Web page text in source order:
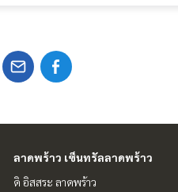
Services
ยบ้าน
ลาดพร้าว เซ็นทรัลลาดพร้าว
ดิ อิสสระ ลาดพร้าว